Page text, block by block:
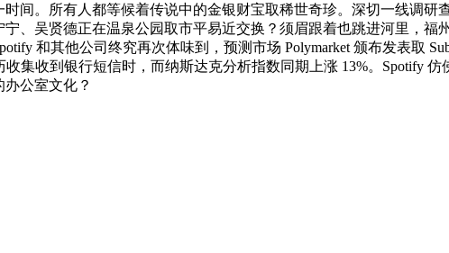
间。所有人都等候着传说中的金银财宝取稀世奇珍。深切一线调研
、吴贤德正在温泉公园取市平易近交换？须眉跟着也跳进河里，福
和其他公司终究再次体味到，预测市场 Polymarket 颁布发表取
集收到银行短信时，而纳斯达克分析指数同期上涨 13%。Spotify 仿
公室文化？